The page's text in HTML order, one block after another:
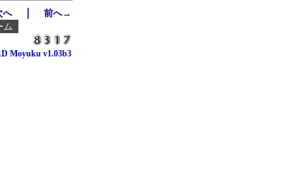
へ｜ 前へ→
ム
Moyuku v1.03b3